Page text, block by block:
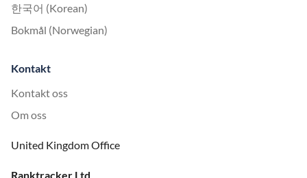
한국어 (Korean)
Bokmål (Norwegian)
Kontakt
Kontakt oss
Om oss
United Kingdom Office
Ranktracker Ltd